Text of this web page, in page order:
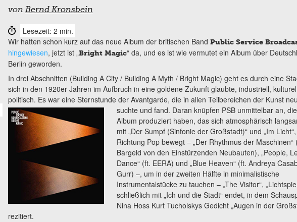
von Bernd Kronsbein
Lesezeit: 2 min.
Wir hatten schon kurz auf das neue Album der britischen Band Public Service
hingewiesen, jetzt ist „Bright Magic“ da, und es ist wie vermutet ein Album über
Berlin geworden.
In drei Abschnitten (Building A City / Building A Myth / Bright Magic) geht es durch eine
sich in den 1920er Jahren im Aufbruch in eine goldene Zukunft glaubte, industriell,
politisch. Es war eine Sternstunde der Avantgarde, die in allen Teilbereichen der Kunst
suchte und fand. Daran knüpfen PSB unmittelbar an,
Album produziert haben, das sich atmosphärisch
mit „Der Sumpf (Sinfonie der Großstadt)“ und „Im
Richtung Pop bewegt – „Der Rhythmus der Maschinen“
Bargeld von den Einstürzenden Neubauten), „People,
Dance“ (ft. EERA) und „Blue Heaven“ (ft. Andreya
Gurr) –, um in der zweiten Hälfte in minimalistische
Instrumentalstücke zu tauchen – „The Visitor“,
schließlich mit „Ich und die Stadt“ endet, in dem
Nina Hoss Kurt Tucholskys Gedicht „Augen in der
rezitiert.